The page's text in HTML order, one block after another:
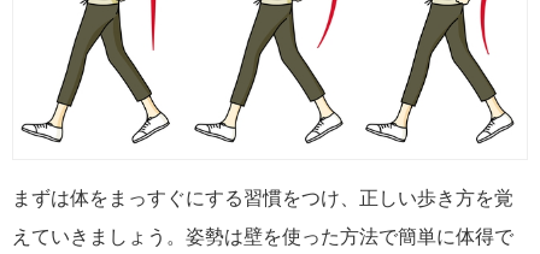
まずは体をまっすぐにする習慣をつけ、正しい歩き方を覚
えていきましょう。姿勢は壁を使った方法で簡単に体得で